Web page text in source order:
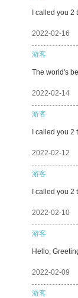
I called you 2
2022-02-16
游客
The world's
2022-02-14
游客
I called you 2
2022-02-12
游客
I called you 2
2022-02-10
游客
Hello,
2022-02-09
游客